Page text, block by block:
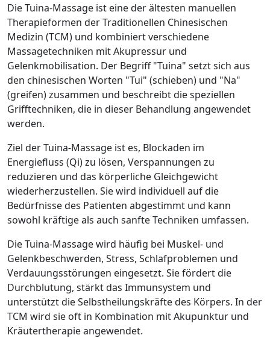
Die Tuina-Massage ist eine der ältesten manuellen
Therapieformen der Traditionellen Chinesischen
Medizin (TCM) und kombiniert verschiedene
Massagetechniken mit Akupressur und
Gelenkmobilisation. Der Begriff "Tuina" setzt sich aus
den chinesischen Worten "Tui" (schieben) und "Na"
(greifen) zusammen und beschreibt die speziellen
Grifftechniken, die in dieser Behandlung angewendet
werden.
Ziel der Tuina-Massage ist es, Blockaden im
Energiefluss (Qi) zu lösen, Verspannungen zu
reduzieren und das körperliche Gleichgewicht
wiederherzustellen. Sie wird individuell auf die
Bedürfnisse des Patienten abgestimmt und kann
sowohl kräftige als auch sanfte Techniken umfassen.
Die Tuina-Massage wird häufig bei Muskel- und
Gelenkbeschwerden, Stress, Schlafproblemen und
Verdauungsstörungen eingesetzt. Sie fördert die
Durchblutung, stärkt das Immunsystem und
unterstützt die Selbstheilungskräfte des Körpers. In der
TCM wird sie oft in Kombination mit Akupunktur und
Kräutertherapie angewendet.